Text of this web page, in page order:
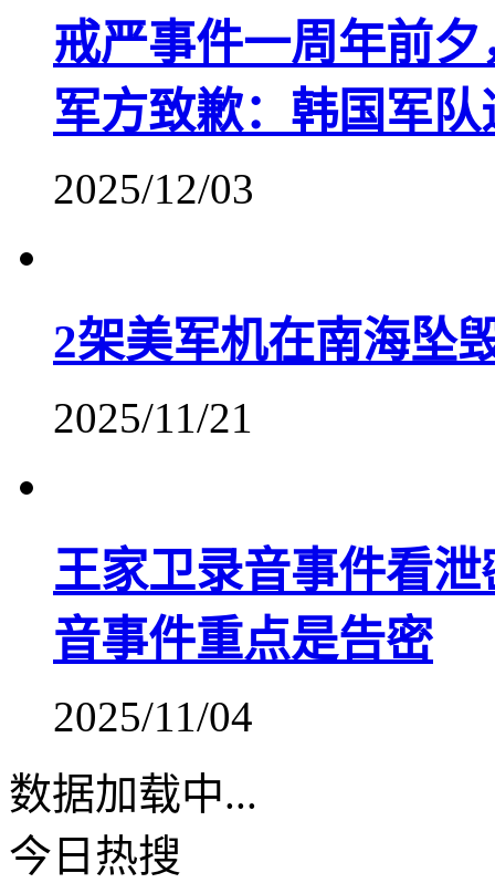
戒严事件一周年前
军方致歉：韩国军
2025/12/03
2架美军机在南海坠
2025/11/21
王家卫录音事件看
音事件重点是告密
2025/11/04
数据加载中...
今日热搜